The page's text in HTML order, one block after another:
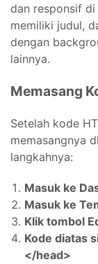
dan responsif
memiliki judul,
dengan
lainnya.
Memasang
Setelah kode
memasangnya
langkahnya:
Masuk ke
Masuk ke
Klik tombol
Kode diatas
</head>